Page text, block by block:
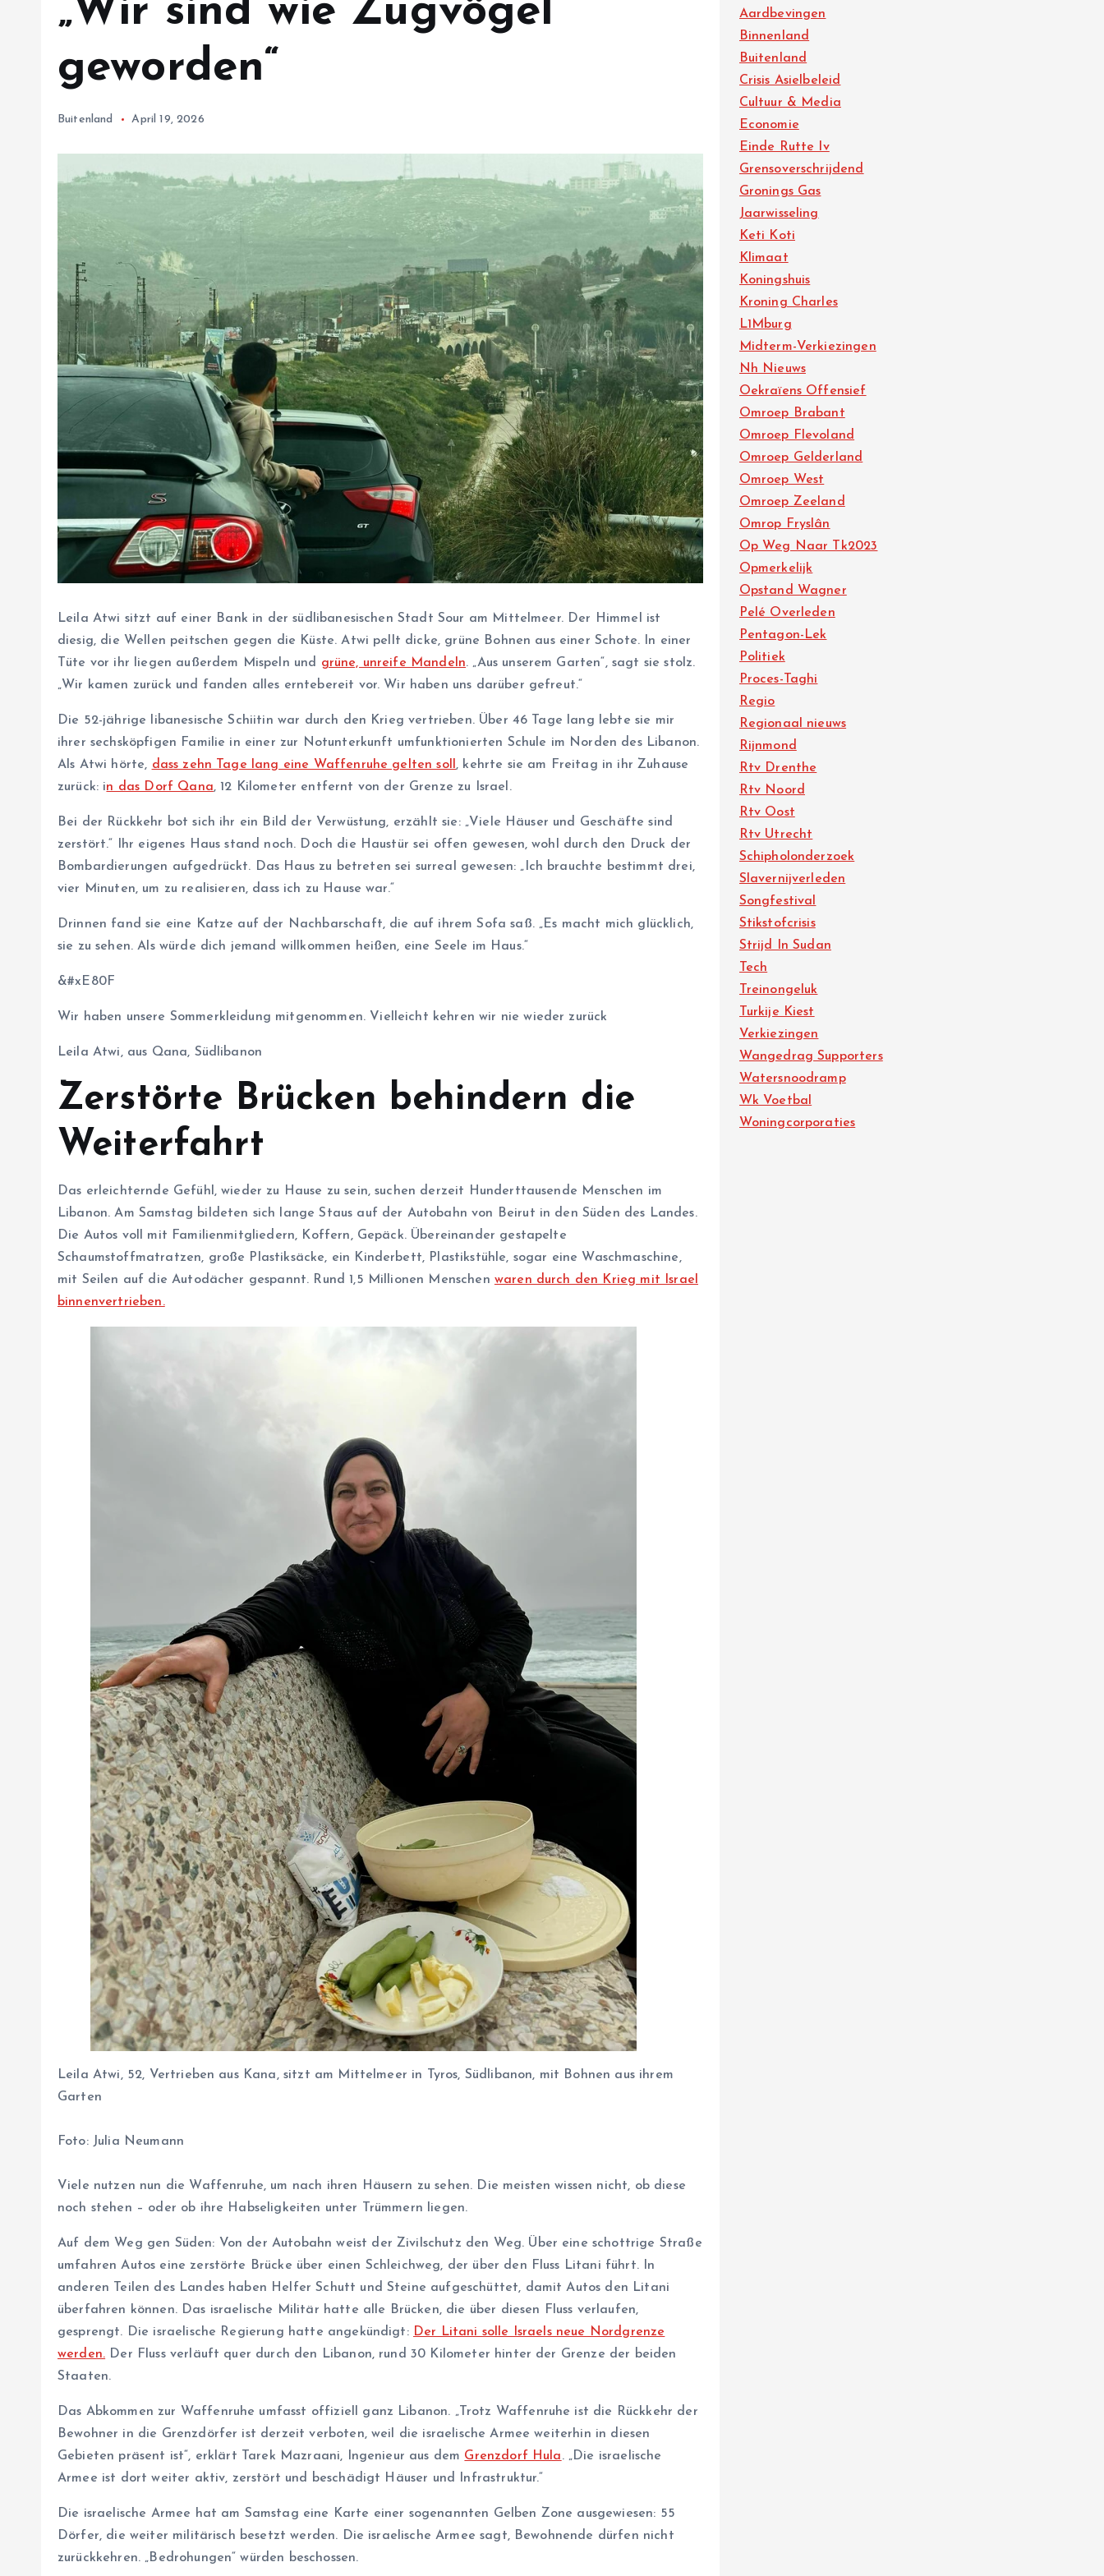
„Wir sind wie Zugvögel
geworden“
Buitenland April 19, 2026
Leila Atwi sitzt auf einer Bank in der südlibanesischen Stadt Sour am Mittelmeer. Der Himmel ist
diesig, die Wellen peitschen gegen die Küste. Atwi pellt dicke, grüne Bohnen aus einer Schote. In einer
Tüte vor ihr liegen außerdem Mispeln und grüne, unreife Mandeln. „Aus unserem Garten“, sagt sie stolz.
„Wir kamen zurück und fanden alles erntebereit vor. Wir haben uns darüber gefreut.“
Die 52-jährige libanesische Schiitin war durch den Krieg vertrieben. Über 46 Tage lang lebte sie mir
ihrer sechsköpfigen Familie in einer zur Notunterkunft umfunktionierten Schule im Norden des Libanon.
Als Atwi hörte, dass zehn Tage lang eine Waffenruhe gelten soll , kehrte sie am Freitag in ihr Zuhause
zurück: in das Dorf Qana, 12 Kilometer entfernt von der Grenze zu Israel.
Bei der Rückkehr bot sich ihr ein Bild der Verwüstung, erzählt sie: „Viele Häuser und Geschäfte sind
zerstört.“ Ihr eigenes Haus stand noch. Doch die Haustür sei offen gewesen, wohl durch den Druck der
Bombardierungen aufgedrückt. Das Haus zu betreten sei surreal gewesen: „Ich brauchte bestimmt drei,
vier Minuten, um zu realisieren, dass ich zu Hause war.“
Drinnen fand sie eine Katze auf der Nachbarschaft, die auf ihrem Sofa saß. „Es macht mich glücklich,
sie zu sehen. Als würde dich jemand willkommen heißen, eine Seele im Haus.“
&#xE80F
Wir haben unsere Sommerkleidung mitgenommen. Vielleicht kehren wir nie wieder zurück
Leila Atwi, aus Qana, Südlibanon
Zerstörte Brücken behindern die
Weiterfahrt
Das erleichternde Gefühl, wieder zu Hause zu sein, suchen derzeit Hunderttausende Menschen im
Libanon. Am Samstag bildeten sich lange Staus auf der Autobahn von Beirut in den Süden des Landes.
Die Autos voll mit Familienmitgliedern, Koffern, Gepäck. Übereinander gestapelte
Schaumstoffmatratzen, große Plastiksäcke, ein Kinderbett, Plastikstühle, sogar eine Waschmaschine,
mit Seilen auf die Autodächer gespannt. Rund 1,5 Millionen Menschen waren durch den Krieg mit Israel
binnenvertrieben.
Leila Atwi, 52, Vertrieben aus Kana, sitzt am Mittelmeer in Tyros, Südlibanon, mit Bohnen aus ihrem
Garten
Foto: Julia Neumann
Viele nutzen nun die Waffenruhe, um nach ihren Häusern zu sehen. Die meisten wissen nicht, ob diese
noch stehen – oder ob ihre Habseligkeiten unter Trümmern liegen.
Auf dem Weg gen Süden: Von der Autobahn weist der Zivilschutz den Weg. Über eine schottrige Straße
umfahren Autos eine zerstörte Brücke über einen Schleichweg, der über den Fluss Litani führt. In
anderen Teilen des Landes haben Helfer Schutt und Steine aufgeschüttet, damit Autos den Litani
überfahren können. Das israelische Militär hatte alle Brücken, die über diesen Fluss verlaufen,
gesprengt. Die israelische Regierung hatte angekündigt: Der Litani solle Israels neue Nordgrenze
werden. Der Fluss verläuft quer durch den Libanon, rund 30 Kilometer hinter der Grenze der beiden
Staaten.
Das Abkommen zur Waffenruhe umfasst offiziell ganz Libanon. „Trotz Waffenruhe ist die Rückkehr der
Bewohner in die Grenzdörfer ist derzeit verboten, weil die israelische Armee weiterhin in diesen
Gebieten präsent ist“, erklärt Tarek Mazraani, Ingenieur aus dem Grenzdorf Hula. „Die israelische
Armee ist dort weiter aktiv, zerstört und beschädigt Häuser und Infrastruktur.“
Die israelische Armee hat am Samstag eine Karte einer sogenannten Gelben Zone ausgewiesen: 55
Dörfer, die weiter militärisch besetzt werden. Die israelische Armee sagt, Bewohnende dürfen nicht
zurückkehren. „Bedrohungen“ würden beschossen.
Aardbevingen
Binnenland
Buitenland
Crisis Asielbeleid
Cultuur & Media
Economie
Einde Rutte Iv
Grensoverschrijdend
Gronings Gas
Jaarwisseling
Keti Koti
Klimaat
Koningshuis
Kroning Charles
L1Mburg
Midterm-Verkiezingen
Nh Nieuws
Oekraïens Offensief
Omroep Brabant
Omroep Flevoland
Omroep Gelderland
Omroep West
Omroep Zeeland
Omrop Fryslân
Op Weg Naar Tk2023
Opmerkelijk
Opstand Wagner
Pelé Overleden
Pentagon-Lek
Politiek
Proces-Taghi
Regio
Regionaal nieuws
Rijnmond
Rtv Drenthe
Rtv Noord
Rtv Oost
Rtv Utrecht
Schipholonderzoek
Slavernijverleden
Songfestival
Stikstofcrisis
Strijd In Sudan
Tech
Treinongeluk
Turkije Kiest
Verkiezingen
Wangedrag Supporters
Watersnoodramp
Wk Voetbal
Woningcorporaties